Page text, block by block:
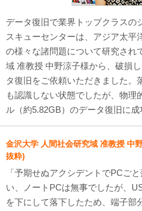
データ復旧で業界トップクラスの
スキューセンターは、アジア太平
の様々な諸問題について研究され
域 准教授 中野涼子様から、破損
タ復旧をご依頼いただきました。
も認識しない状態でしたが、物理
ル（約5.82GB）のデータ復旧に成
金沢大学 人間社会研究域 准教授 中
抜粋)
「予期せぬアクシデントでPCご
い、ノートPCは無事でしたが、
を下にして落下したため、端子部
データ復旧のウソ？ホン
プライバシーマーク認定
ISO27001(ISMS)認証
特定商取引法に基づく表
会社案内・会社概要